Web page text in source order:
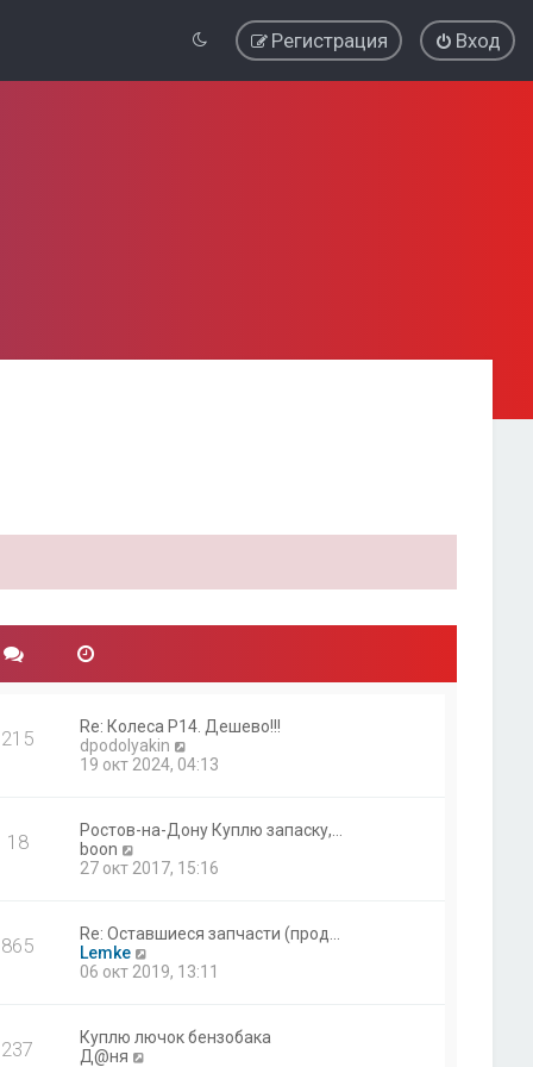
Вход
Регистрация
215
Re: Колеса Р14. Дешево!!!
dpodolyakin
е
т
и
к
с
е
е
м
19 окт 2024, 04:13
18
Ростов-на-Дону Куплю запаску,…
boon
е
т
и
к
с
л
27 окт 2017, 15:16
865
Re: Оставшиеся запчасти (прод…
Lemke
е
т
06 окт 2019, 13:11
237
Куплю лючок бензобака
Д@ня